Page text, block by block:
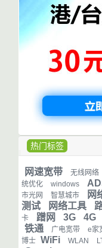
热门标签
网速宽带 无线网络
统优化
windows
市光网
智慧城市 网
测试
网络工具
卡
蹭网 3G 4G
铁通 广电宽带 e家
博士 WiFi WLAN